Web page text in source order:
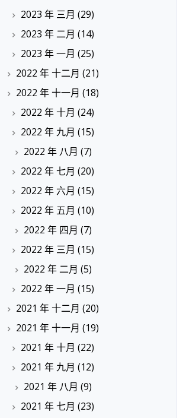
2023 年 三月 (29)
2023 年 二月 (14)
2023 年 一月 (25)
2022 年 十二月 (21)
2022 年 十一月 (18)
2022 年 十月 (24)
2022 年 九月 (15)
2022 年 八月 (7)
2022 年 七月 (20)
2022 年 六月 (15)
2022 年 五月 (10)
2022 年 四月 (7)
2022 年 三月 (15)
2022 年 二月 (5)
2022 年 一月 (15)
2021 年 十二月 (20)
2021 年 十一月 (19)
2021 年 十月 (22)
2021 年 九月 (12)
2021 年 八月 (9)
2021 年 七月 (23)